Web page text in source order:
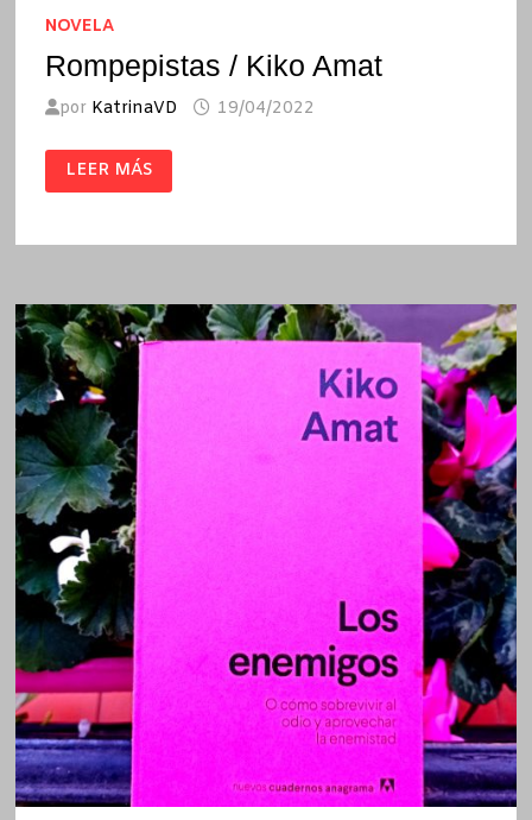
NOVELA
Rompepistas / Kiko Amat
por KatrinaVD 19/04/2022
ROMPEPISTAS
/
KIKO
LEER MÁS